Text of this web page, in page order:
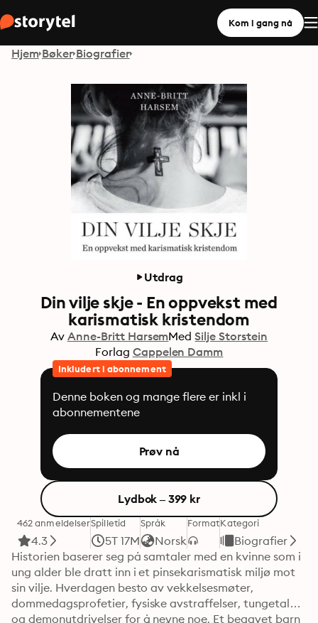
Kom i gang nå
Hjem Bøker Biografier
Utdrag
Din vilje skje - En oppvekst med
karismatisk kristendom
Av Anne-Britt HarsemMed Silje Storstein
Forlag Cappelen Damm
Inkludert i abonnement
Denne boken og mange flere er inkl i
abonnementene
Prøv nå
Lydbok – 399 kr
462 anmeldelser
4.3
Spilletid
5T 17M
Språk
Norsk
FormatKategori
Biografier
Historien baserer seg på samtaler med en kvinne som i
ung alder ble dratt inn i et pinsekarismatisk miljø mot
sin vilje. Hverdagen besto av vekkelsesmøter,
dommedagsprofetier, fysiske avstraffelser, tungetale
og demonutdrivelser for å nevne noe. Et begavet barn